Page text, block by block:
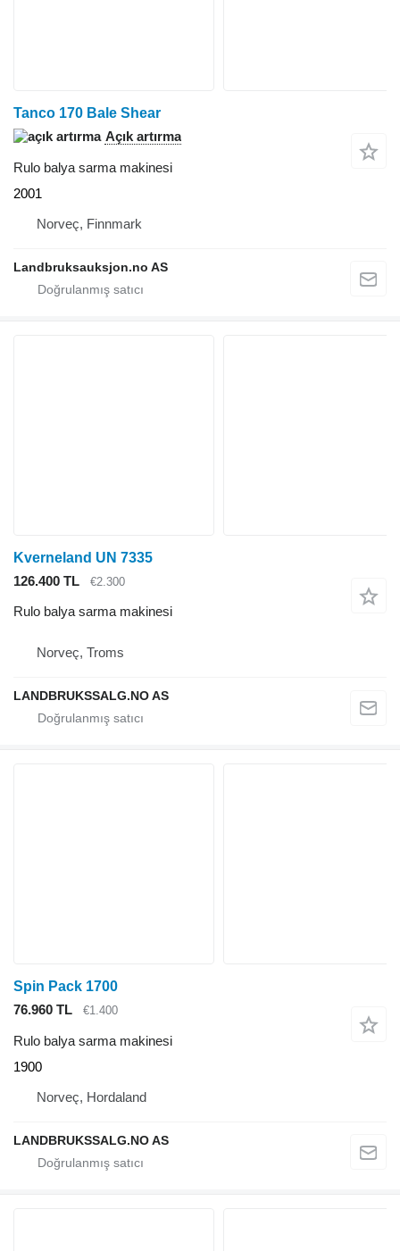
Tanco 170 Bale Shear
Açık artırma
Rulo balya sarma makinesi
2001
Norveç, Finnmark
Landbruksauksjon.no AS
Kverneland UN 7335
126.400 TL
€2.300
Rulo balya sarma makinesi
Norveç, Troms
LANDBRUKSSALG.NO AS
Spin Pack 1700
76.960 TL
€1.400
Rulo balya sarma makinesi
1900
Norveç, Hordaland
LANDBRUKSSALG.NO AS